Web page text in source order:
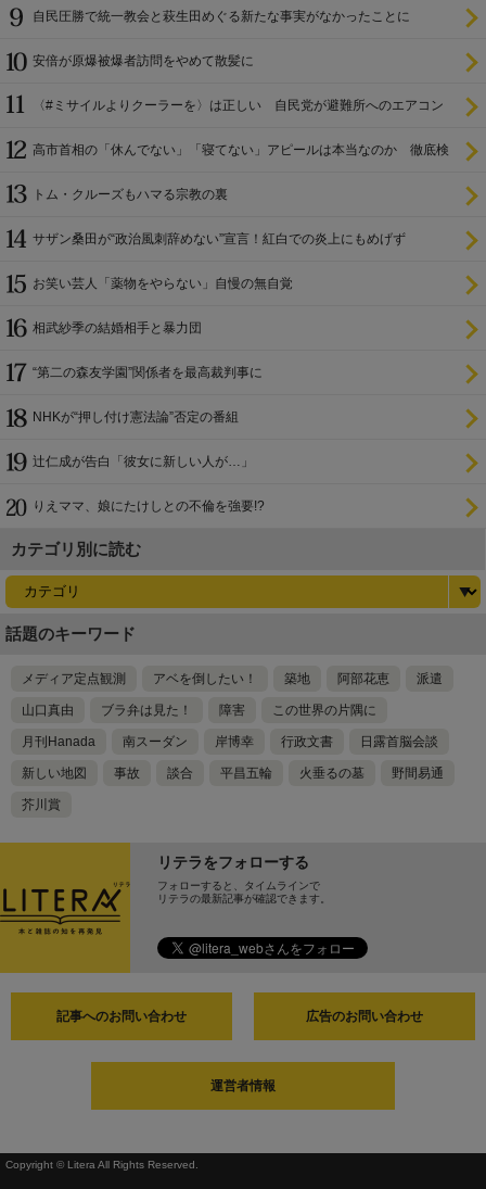
自民圧勝で統一教会と萩生田めぐる新たな事実がなかったことに
安倍が原爆被爆者訪問をやめて散髪に
〈#ミサイルよりクーラーを〉は正しい 自民党が避難所へのエアコン
高市首相の「休んでない」「寝てない」アピールは本当なのか 徹底検
トム・クルーズもハマる宗教の裏
サザン桑田が“政治風刺辞めない”宣言！紅白での炎上にもめげず
お笑い芸人「薬物をやらない」自慢の無自覚
相武紗季の結婚相手と暴力団
“第二の森友学園”関係者を最高裁判事に
NHKが“押し付け憲法論”否定の番組
辻仁成が告白「彼女に新しい人が…」
りえママ、娘にたけしとの不倫を強要!?
カテゴリ別に読む
話題のキーワード
メディア定点観測 アベを倒したい！ 築地 阿部花恵 派遣
山口真由 ブラ弁は見た！ 障害 この世界の片隅に
月刊Hanada 南スーダン 岸博幸 行政文書 日露首脳会談
新しい地図 事故 談合 平昌五輪 火垂るの墓 野間易通
芥川賞
リテラをフォローする
フォローすると、タイムラインで
リテラの最新記事が確認できます。
記事へのお問い合わせ 広告のお問い合わせ
運営者情報
Copyright © Litera All Rights Reserved.